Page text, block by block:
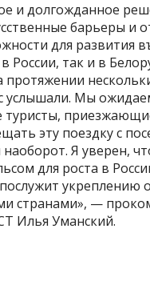
и долгожданное
барьеры и
для развития
России, так и в
протяжении
услышали. Мы
туристы,
эту поездку с
наоборот. Я уверен,
для роста в
укреплению
странами», —
Илья Уманский.